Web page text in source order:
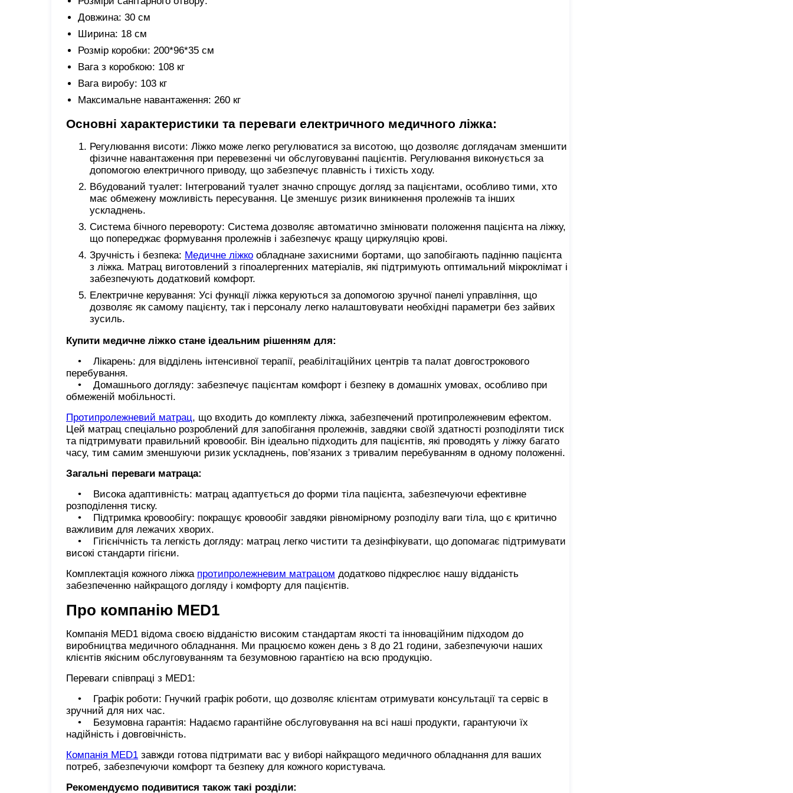
Довжина: 30 см
Ширина: 18 см
Розмір коробки: 200*96*35 см
Вага з коробкою: 108 кг
Вага виробу: 103 кг
Максимальне навантаження: 260 кг
Основні характеристики та переваги електричного медичного ліжка:
Регулювання висоти: Ліжко може легко регулюватися за висотою, що дозволяє доглядачам зменшити
фізичне навантаження при перевезенні чи обслуговуванні пацієнтів. Регулювання виконується за
допомогою електричного приводу, що забезпечує плавність і тихість ходу.
Вбудований туалет: Інтегрований туалет значно спрощує догляд за пацієнтами, особливо тими, хто
має обмежену можливість пересування. Це зменшує ризик виникнення пролежнів та інших
ускладнень.
Система бічного перевороту: Система дозволяє автоматично змінювати положення пацієнта на ліжку,
що попереджає формування пролежнів і забезпечує кращу циркуляцію крові.
Зручність і безпека: Медичне ліжко обладнане захисними бортами, що запобігають падінню пацієнта
з ліжка. Матрац виготовлений з гіпоалергенних матеріалів, які підтримують оптимальний мікроклімат і
забезпечують додатковий комфорт.
Електричне керування: Усі функції ліжка керуються за допомогою зручної панелі управління, що
дозволяє як самому пацієнту, так і персоналу легко налаштовувати необхідні параметри без зайвих
зусиль.
Купити медичне ліжко стане ідеальним рішенням для:
• Лікарень: для відділень інтенсивної терапії, реабілітаційних центрів та палат довгострокового
перебування.
• Домашнього догляду: забезпечує пацієнтам комфорт і безпеку в домашніх умовах, особливо при
обмеженій мобільності.
Протипролежневий матрац, що входить до комплекту ліжка, забезпечений протипролежневим ефектом.
Цей матрац спеціально розроблений для запобігання пролежнів, завдяки своїй здатності розподіляти тиск
та підтримувати правильний кровообіг. Він ідеально підходить для пацієнтів, які проводять у ліжку багато
часу, тим самим зменшуючи ризик ускладнень, пов’язаних з тривалим перебуванням в одному положенні.
Загальні переваги матраца:
• Висока адаптивність: матрац адаптується до форми тіла пацієнта, забезпечуючи ефективне
розподілення тиску.
• Підтримка кровообігу: покращує кровообіг завдяки рівномірному розподілу ваги тіла, що є критично
важливим для лежачих хворих.
• Гігієнічність та легкість догляду: матрац легко чистити та дезінфікувати, що допомагає підтримувати
високі стандарти гігієни.
Комплектація кожного ліжка протипролежневим матрацом додатково підкреслює нашу відданість
забезпеченню найкращого догляду і комфорту для пацієнтів.
Про компанію MED1
Компанія MED1 відома своєю відданістю високим стандартам якості та інноваційним підходом до
виробництва медичного обладнання. Ми працюємо кожен день з 8 до 21 години, забезпечуючи наших
клієнтів якісним обслуговуванням та безумовною гарантією на всю продукцію.
Переваги співпраці з MED1:
• Графік роботи: Гнучкий графік роботи, що дозволяє клієнтам отримувати консультації та сервіс в
зручний для них час.
• Безумовна гарантія: Надаємо гарантійне обслуговування на всі наші продукти, гарантуючи їх
надійність і довговічність.
Компанія MED1 завжди готова підтримати вас у виборі найкращого медичного обладнання для ваших
потреб, забезпечуючи комфорт та безпеку для кожного користувача.
Рекомендуємо подивитися також такі розділи: